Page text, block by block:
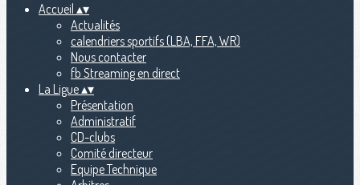
Accueil ▴▾
Actualités
calendriers sportifs (LBA, FFA, WR)
Nous contacter
fb Streaming en direct
La Ligue▴▾
Présentation
Administratif
CD-clubs
Comité directeur
Equipe Technique